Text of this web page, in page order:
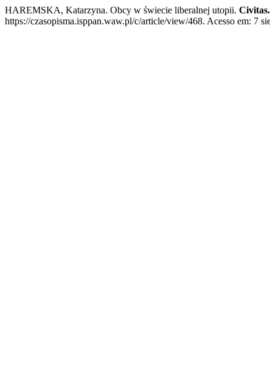
HAREMSKA, Katarzyna. Obcy w świecie liberalnej utopii.
https://czasopisma.isppan.waw.pl/c/article/view/468. Acesso em: 7